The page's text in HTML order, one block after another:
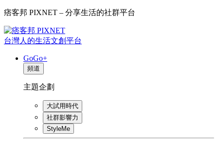
痞客邦 PIXNET – 分享生活的社群平台
台灣人的生活文創平台
GoGo+
頻道
主題企劃
大試用時代
社群影響力
StyleMe